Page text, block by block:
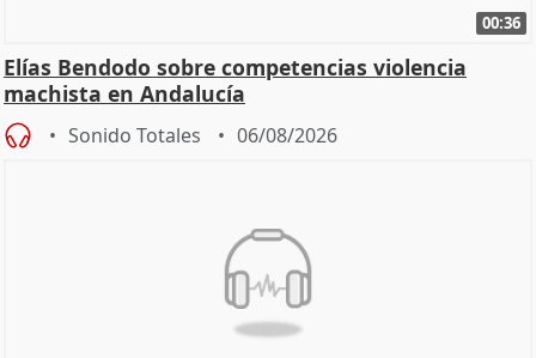
00:36
Elías Bendodo sobre competencias violencia
machista en Andalucía
Sonido Totales 06/08/2026